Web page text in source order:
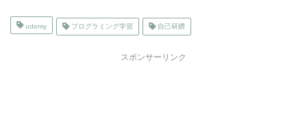
udemy プログラミング学習 自己研鑽
スポンサーリンク